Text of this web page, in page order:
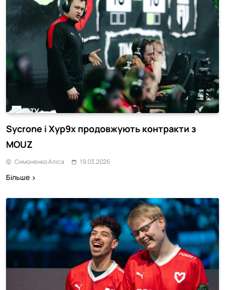
Sycrone і Xyp9x продовжують контракти з
MOUZ
Симоненко Аліса 19.03.2026
Більше